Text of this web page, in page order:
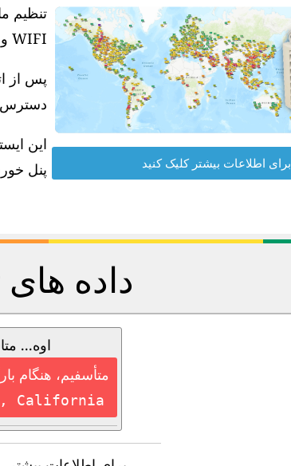
WIFI و یک منبع تغذیه سازگار با USB نیاز دارید.
دسترس
پنل
برای اطلاعات بیشتر کلیک کنید
داده
اوه...
متأسفیم، هنگام
California